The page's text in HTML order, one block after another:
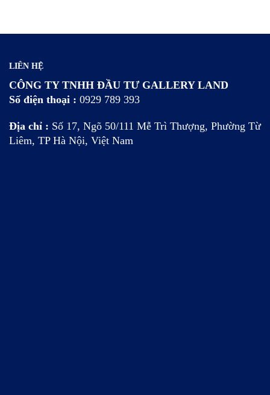
LIÊN HỆ
CÔNG TY TNHH ĐẦU TƯ GALLERY LAND
Số điện thoại : 0929 789 393
Địa chỉ : Số 17, Ngõ 50/111 Mễ Trì Thượng, Phường Từ
Liêm, TP Hà Nội, Việt Nam